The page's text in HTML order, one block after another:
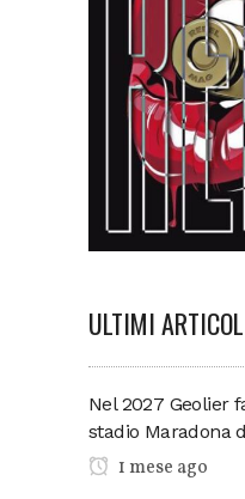
ULTIMI
Nel 2027 Geolier
stadio Maradona
1 mese ago